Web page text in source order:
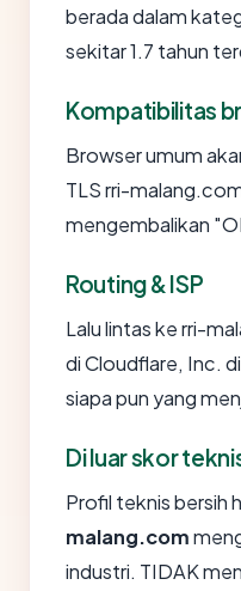
berada dalam
sekitar 1.7 tahun
Kompatibilitas
Browser umum
TLS rri-
mengembalikan
Routing & ISP
Lalu lintas ke rri-
di Cloudflare, Inc.
siapa pun yang
Di luar skor
Profil teknis bersih
malang.com
industri. TIDAK